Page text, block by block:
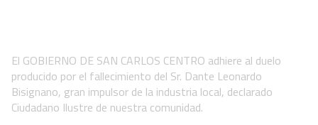
El GOBIERNO DE SAN CARLOS CENTRO adhiere al duelo
producido por el fallecimiento del Sr. Dante Leonardo
Bisignano, gran impulsor de la industria local, declarado
Ciudadano Ilustre de nuestra comunidad.